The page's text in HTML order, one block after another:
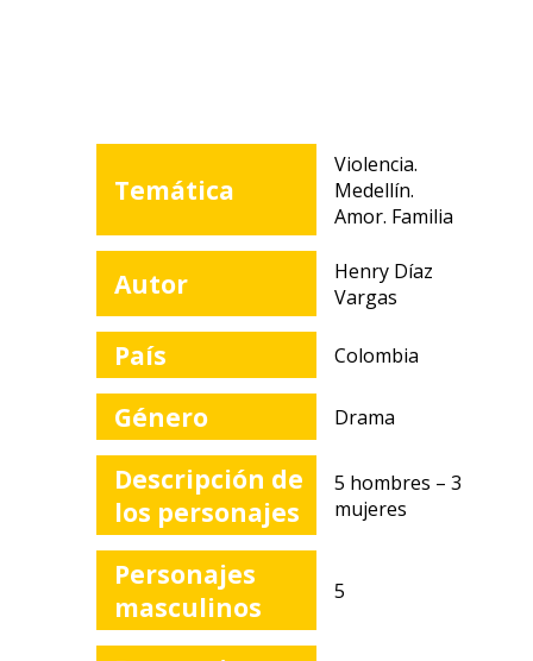
Temática
Violencia.
Medellín.
Amor. Familia
Autor
Henry Díaz
Vargas
País Colombia
Género Drama
Descripción de
los personajes
5 hombres – 3
mujeres
Personajes
masculinos
5